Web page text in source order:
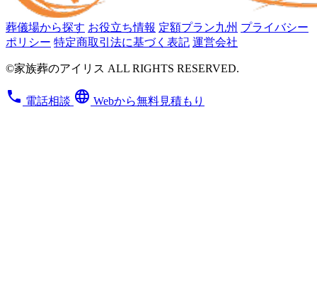
葬儀場から探す お役立ち情報 定額プラン九州 プライバシー
ポリシー 特定商取引法に基づく表記 運営会社
©家族葬のアイリス ALL RIGHTS RESERVED.
phone 電話相談 language Webから無料見積もり